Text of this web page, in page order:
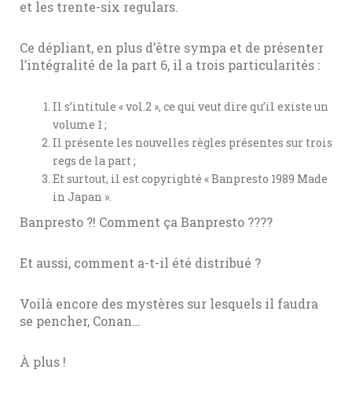
et les trente-six regulars.
Ce dépliant, en plus d’être sympa et de présenter
l’intégralité de la part 6, il a trois particularités :
Il s’intitule « vol.2 », ce qui veut dire qu’il existe un
volume 1 ;
Il présente les nouvelles règles présentes sur trois
regs de la part ;
Et surtout, il est copyrighté « Banpresto 1989 Made
in Japan ».
Banpresto ?! Comment ça Banpresto ????
Et aussi, comment a-t-il été distribué ?
Voilà encore des mystères sur lesquels il faudra
se pencher, Conan…
À plus !